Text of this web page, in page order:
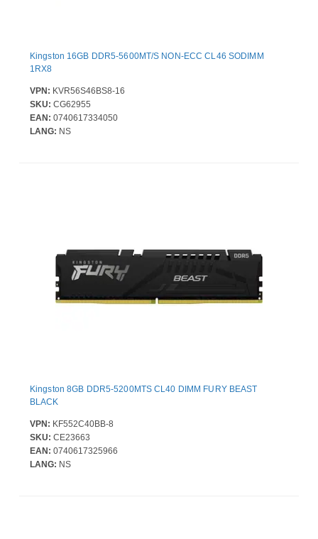
Kingston 16GB DDR5-5600MT/S NON-ECC CL46 SODIMM
1RX8
VPN: KVR56S46BS8-16
SKU: CG62955
EAN: 0740617334050
LANG: NS
Kingston 8GB DDR5-5200MTS CL40 DIMM FURY BEAST
BLACK
VPN: KF552C40BB-8
SKU: CE23663
EAN: 0740617325966
LANG: NS